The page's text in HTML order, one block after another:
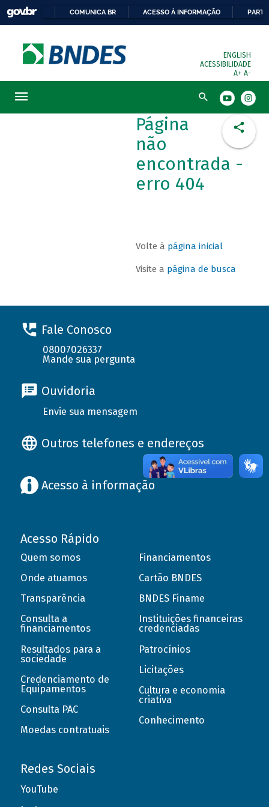
COMUNICA BR ACESSO À INFORMAÇÃO
ENGLISH
ACESSIBILIDADE
A+ A-
Busca
Página
não
encontrada -
erro 404
Volte à página inicial
Visite a página de busca
Fale Conosco
08007026337
Mande sua pergunta
Ouvidoria
Envie sua mensagem
Outros telefones e endereços
Acesso à informação
Acesso Rápido
Quem somos
Onde atuamos
Transparência
Consulta a
financiamentos
Resultados para a
sociedade
Credenciamento de
Equipamentos
Consulta PAC
Moedas contratuais
Financiamentos
Cartão BNDES
BNDES Finame
Instituições financeiras
credenciadas
Patrocínios
Licitações
Cultura e economia
criativa
Conhecimento
Redes Sociais
YouTube